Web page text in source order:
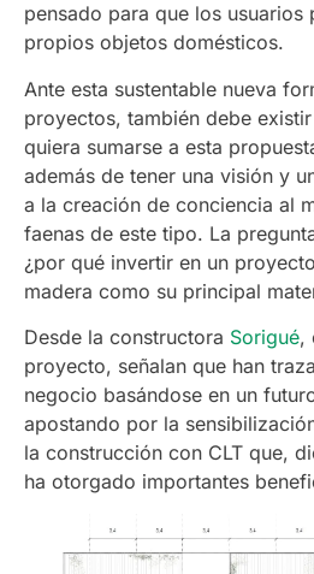
pensado para que los usuarios
propios objetos domésticos.
Ante esta sustentable nueva
proyectos, también debe
quiera sumarse a esta
además de tener una visión y
a la creación de conciencia al
faenas de este tipo. La
¿por qué invertir en un
madera como su principal
Desde la constructora Sorigué,
proyecto, señalan que han
negocio basándose en un
apostando por la
la construcción con CLT que,
ha otorgado importantes